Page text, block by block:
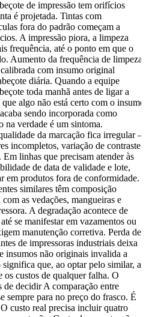
de impressão tem orifícios
é projetada. Tintas com
fora do padrão começam a
A impressão piora, a limpeza
frequência, até o ponto em que o
Aumento da frequência de limpeza
com insumo original
diária. Quando a equipe
toda manhã antes de ligar a
algo não está certo com o
sendo incorporada como
na verdade é um sintoma.
da marcação fica irregular
incompletos, variação de contraste
linhas que precisam atender às
de data de validade e lote,
em produtos fora de conformidade.
similares têm composição
as vedações, mangueiras e
A degradação acontece de
se manifestar em vazamentos ou
manutenção corretiva. Perda de
de impressoras industriais deixa
insumos não originais invalida a
que, ao optar pelo similar, a
os custos de qualquer falha. O
decidir A comparação entre
sempre para no preço do frasco. É
custo real precisa incluir quatro